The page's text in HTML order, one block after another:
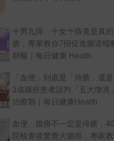
十男九痔、十女十痔竟是真
瘡，專家教你7招促進腸道蠕
順暢｜每日健康 Health
「血便」到底是「痔瘡」還
3成腸癌患者誤判「五大徵兆
治療期｜每日健康Health
血便、腹痛不一定是痔瘡，
院檢查後驚覺大腸癌，專家